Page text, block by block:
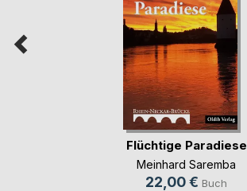
Flüchtige Paradiese
Meinhard Saremba
22,00 € Buch